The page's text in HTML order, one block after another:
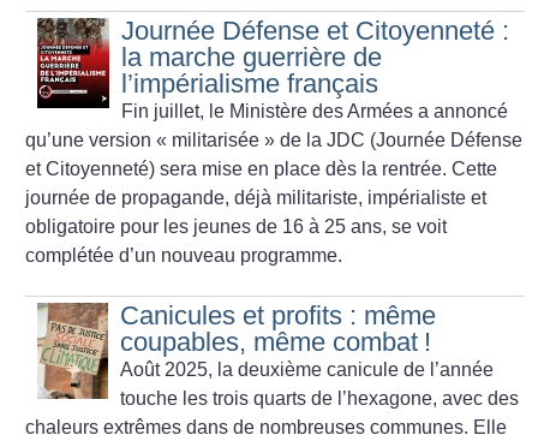
Journée Défense et Citoyenneté :
la marche guerrière de
l’impérialisme français
Fin juillet, le Ministère des Armées a annoncé
qu’une version « militarisée » de la JDC (Journée Défense
et Citoyenneté) sera mise en place dès la rentrée. Cette
journée de propagande, déjà militariste, impérialiste et
obligatoire pour les jeunes de 16 à 25 ans, se voit
complétée d’un nouveau programme.
Canicules et profits : même
coupables, même combat !
Août 2025, la deuxième canicule de l’année
touche les trois quarts de l’hexagone, avec des
chaleurs extrêmes dans de nombreuses communes. Elle